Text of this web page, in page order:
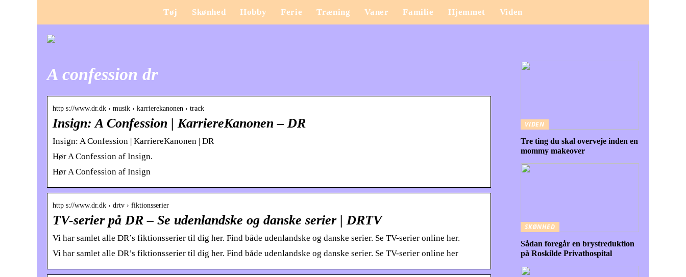
Tøj Skønhed Hobby Ferie Træning Vaner Familie Hjemmet Viden
A confession dr
http s://www.dr.dk › musik › karrierekanonen › track
Insign: A Confession | KarriereKanonen – DR
Insign: A Confession | KarriereKanonen | DR
Hør A Confession af Insign.
Hør A Confession af Insign
http s://www.dr.dk › drtv › fiktionsserier
TV-serier på DR – Se udenlandske og danske serier | DRTV
Vi har samlet alle DR’s fiktionsserier til dig her. Find både udenlandske og danske serier. Se TV-serier online her.
Vi har samlet alle DR’s fiktionsserier til dig her. Find både udenlandske og danske serier. Se TV-serier online her
VIDEN
Tre ting du skal overveje inden en
mommy makeover
SKØNHED
Sådan foregår en brystreduktion
på Roskilde Privathospital